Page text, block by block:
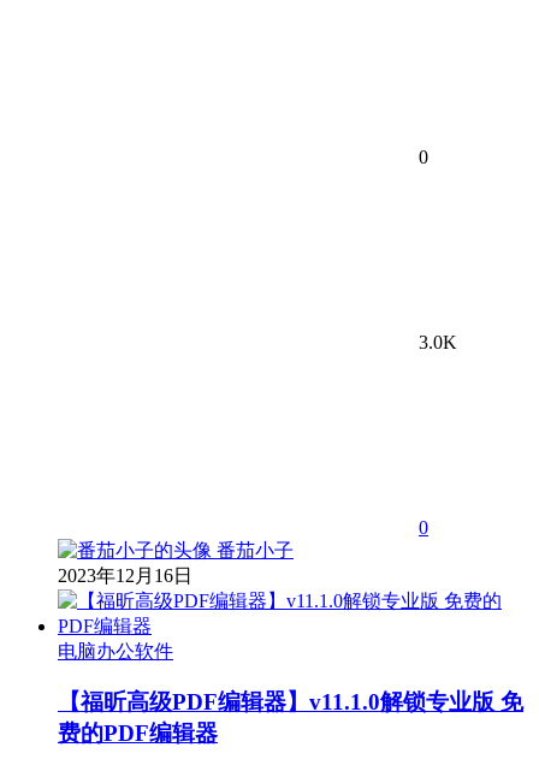
0
3.0K
0
番茄小子
2023年12月16日
电脑办公软件
【福昕高级PDF编辑器】v11.1.0解锁专业版 免
费的PDF编辑器